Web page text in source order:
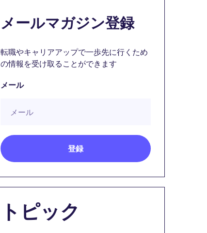
メールマガジン登録
転職やキャリアアップで一歩先に行くため
の情報を受け取ることができます
メール
トピック